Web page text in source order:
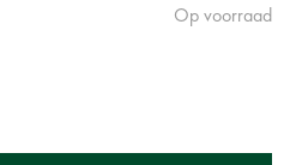
Op voorraad